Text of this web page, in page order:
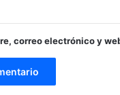
correo electrónico y